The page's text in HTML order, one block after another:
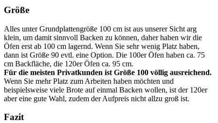
Größe
Alles unter Grundplattengröße 100 cm ist aus unserer Sicht arg
klein, um damit sinnvoll Backen zu können, daher haben wir die
Öfen erst ab 100 cm lagernd. Wenn Sie sehr wenig Platz haben,
dann ist Größe 90 evtl. eine Option. Die 100er Öfen haben ca. 75
cm Backfläche, die 120er Öfen ca. 95 cm.
Für die meisten Privatkunden ist Größe 100 völlig ausreichend.
Wenn Sie mehr Platz zum Arbeiten haben möchten und
beispielsweise viele Brote auf einmal Backen wollen, ist der 120er
aber eine gute Wahl, zudem der Aufpreis nicht allzu groß ist.
Fazit